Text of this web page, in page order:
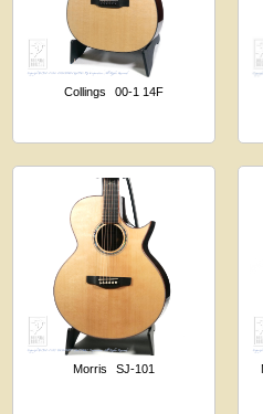
Collings 00-1 14F
Morris SJ-101